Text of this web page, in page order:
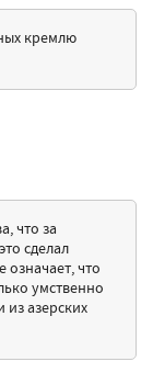
кремлю
что за
сделал
означает, что
умственно
азерских